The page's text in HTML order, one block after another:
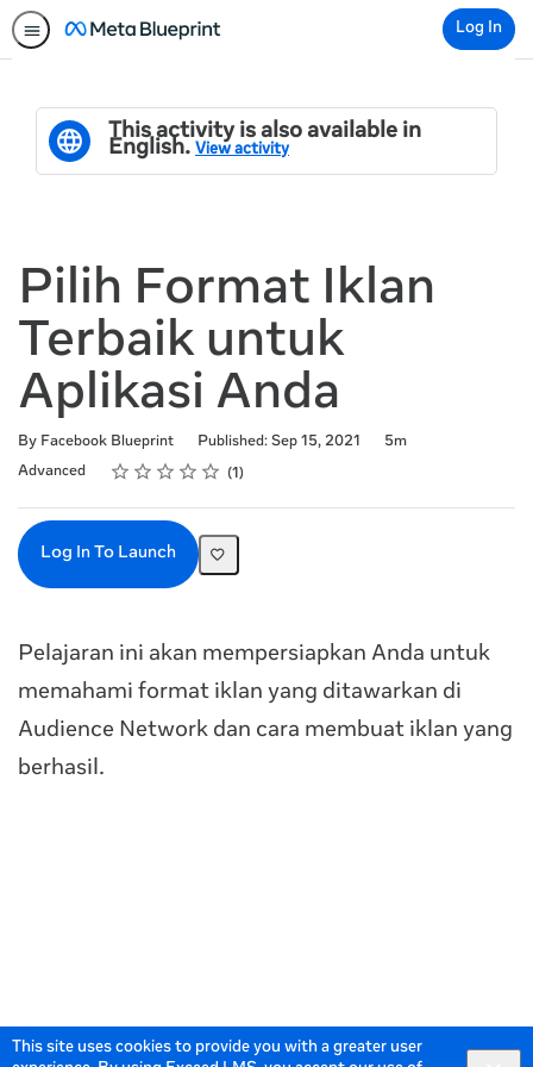
This site uses cookies to provide you with a greater user
Log In
This activity is also available in
English. View activity
Pilih Format Iklan
Terbaik untuk
Aplikasi Anda
By Facebook Blueprint Published: Sep 15, 2021
Duration
5m
Difficulty
Advanced Rating
1 star
2 stars
3 stars
4 stars
5 stars
Average rating: 5.0 1
1 review
Log In To Launch
Pelajaran ini akan mempersiapkan Anda untuk
memahami format iklan yang ditawarkan di
Audience Network dan cara membuat iklan yang
berhasil.